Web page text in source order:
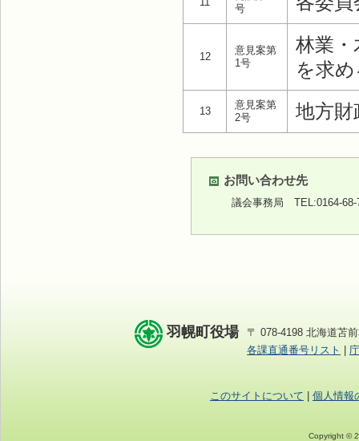
号
12
意見案第
1号
林業・
を求
13
意見案第
2号
地方
お問い合わせ先
議会事務局 TEL:0164-
羽幌町役場
〒 078-4198 北海道苫
各課直通番号リスト
このサイトについて 個人情報
Copyright ©